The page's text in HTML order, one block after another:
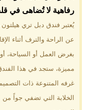
موقع مميز
من أهم
الخضراء.
مسبحًا
رفاهية لا تُضاهى في
يُعتبر فندق دبل تري
عن الراحة والترف أثناء
بغرض العمل أو السياحة،
مميزة، ستجد في هذا
غرفه المتنوعة ذات التصميم
الخلابة التي تضفي جواً